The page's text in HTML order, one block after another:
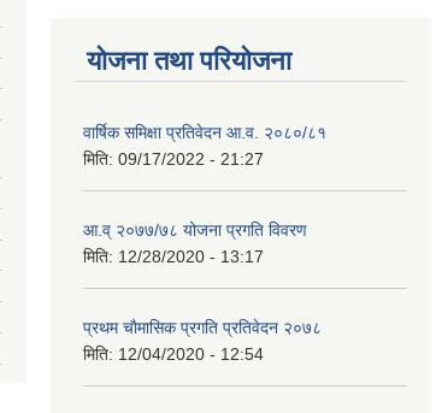
योजना तथा परियोजना
वार्षिक समिक्षा प्रतिवेदन आ.व. २०८०/८१
मिति: 09/17/2022 - 21:27
आ.व् २०७७/७८ योजना प्रगति विवरण
मिति: 12/28/2020 - 13:17
प्रथम चाैमासिक प्रगति प्रतिवेदन २०७८
मिति: 12/04/2020 - 12:54